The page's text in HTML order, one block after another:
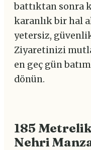
battıktan sonra
karanlık bir hal
yetersiz,
Ziyaretinizi
en geç gün
dönün.
185
Nehri